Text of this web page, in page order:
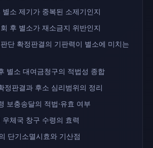
소 제기가 중복된 소제기인지
후 별소가 재소금지 위반인지
단 확정판결의 기판력이 별소에 미치는
별소 대여금청구의 적법성 종합
정판결과 후소 심리범위의 정리
보충송달의 적법·유효 여부
우체국 창구 수령의 효력
단기소멸시효와 기산점